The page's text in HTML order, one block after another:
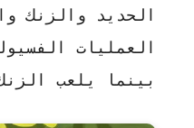
الحديد والزنك
العمليات
بينما يلعب